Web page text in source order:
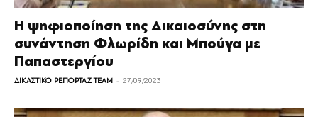
Η ψηφιοποίηση της Δικαιοσύνης στη
συνάντηση Φλωρίδη και Μπούγα με
Παπαστεργίου
ΔΙΚΑΣΤΙΚΟ ΡΕΠΟΡΤΑΖ TEAM - 27/09/2023